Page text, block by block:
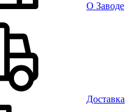
О Заводе
Доставка